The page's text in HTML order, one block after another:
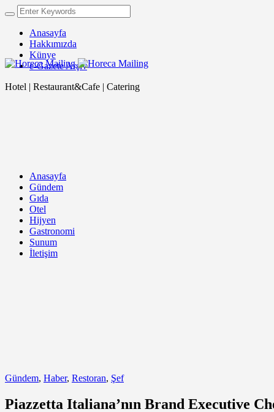
Anasayfa
Hakkımızda
Künye
e-Gazete Arşiv
Hotel | Restaurant&Cafe | Catering
Anasayfa
Gündem
Gıda
Otel
Hijyen
Gastronomi
Sunum
İletişim
Gündem, Haber, Restoran, Şef
Piazzetta Italiana’nın Brand Executive